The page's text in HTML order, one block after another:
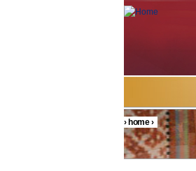
You are here
›home›